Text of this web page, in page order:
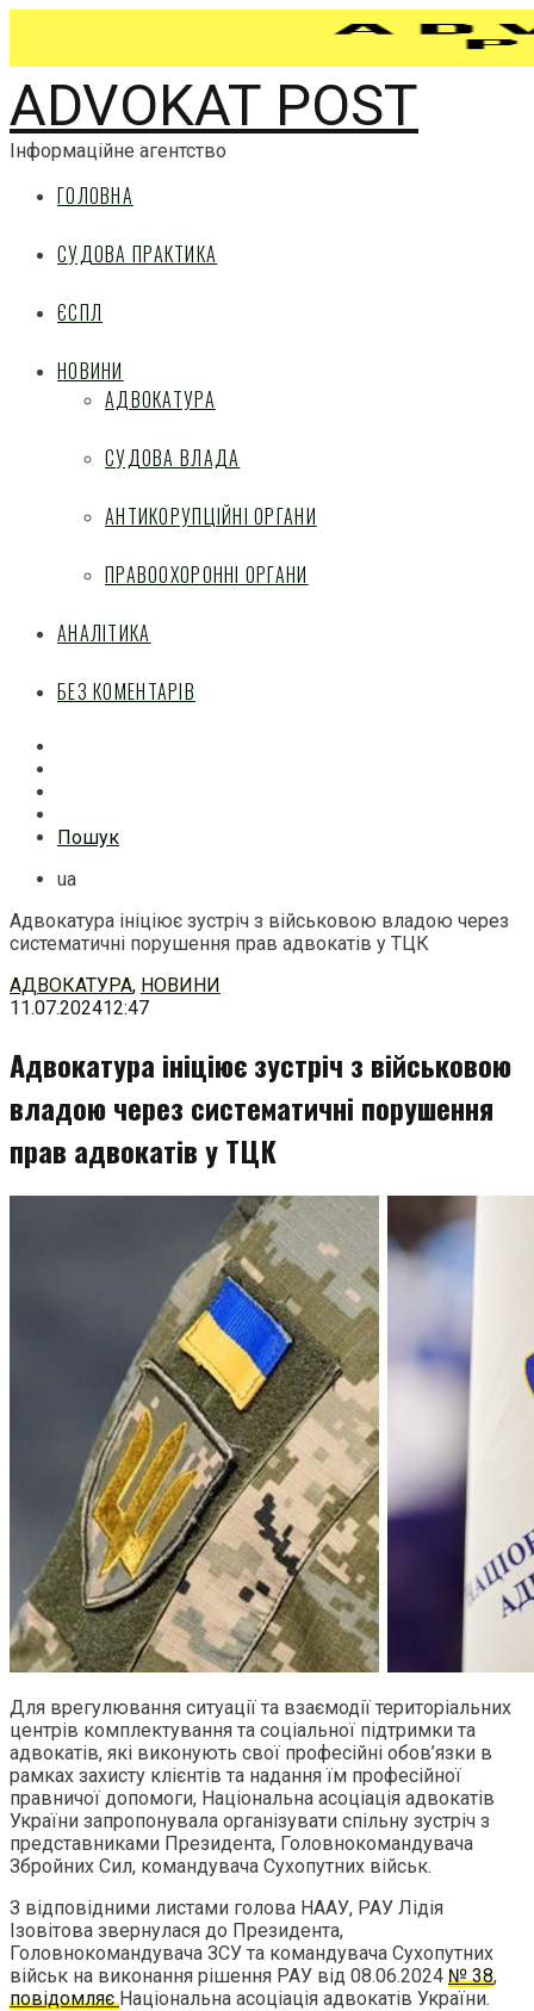
ADVOKAT POST
Інформаційне агентство
ГОЛОВНА
СУДОВА ПРАКТИКА
ЄСПЛ
НОВИНИ
АДВОКАТУРА
СУДОВА ВЛАДА
АНТИКОРУПЦІЙНІ ОРГАНИ
ПРАВООХОРОННІ ОРГАНИ
АНАЛІТИКА
БЕЗ КОМЕНТАРІВ
Пошук
ua
Адвокатура ініціює зустріч з військовою владою через
систематичні порушення прав адвокатів у ТЦК
Перейти
до
АДВОКАТУРА, НОВИНИ
11.07.202412:47
Адвокатура ініціює зустріч з військовою
владою через систематичні порушення
прав адвокатів у ТЦК
Для врегулювання ситуації та взаємодії територіальних
центрів комплектування та соціальної підтримки та
адвокатів, які виконують свої професійні обов’язки в
рамках захисту клієнтів та надання їм професійної
правничої допомоги, Національна асоціація адвокатів
України запропонувала організувати спільну зустріч з
представниками Президента, Головнокомандувача
Збройних Сил, командувача Сухопутних військ.
З відповідними листами голова НААУ, РАУ Лідія
Ізовітова звернулася до Президента,
Головнокомандувача ЗСУ та командувача Сухопутних
військ на виконання рішення РАУ від 08.06.2024 № 38,
повідомляєНаціональна асоціація адвокатів України.